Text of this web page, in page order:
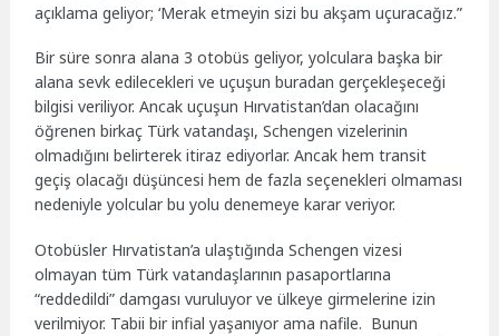
açıklama geliyor; ‘Merak etmeyin sizi bu akşam uçuracağız.”
Bir süre sonra alana 3 otobüs geliyor, yolculara başka bir
alana sevk edilecekleri ve uçuşun buradan gerçekleşeceği
bilgisi veriliyor. Ancak uçuşun Hırvatistan’dan olacağını
öğrenen birkaç Türk vatandaşı, Schengen vizelerinin
olmadığını belirterek itiraz ediyorlar. Ancak hem transit
geçiş olacağı düşüncesi hem de fazla seçenekleri olmaması
nedeniyle yolcular bu yolu denemeye karar veriyor.
Otobüsler Hırvatistan’a ulaştığında Schengen vizesi
olmayan tüm Türk vatandaşlarının pasaportlarına
“reddedildi” damgası vuruluyor ve ülkeye girmelerine izin
verilmiyor. Tabii bir infial yaşanıyor ama nafile. Bunun